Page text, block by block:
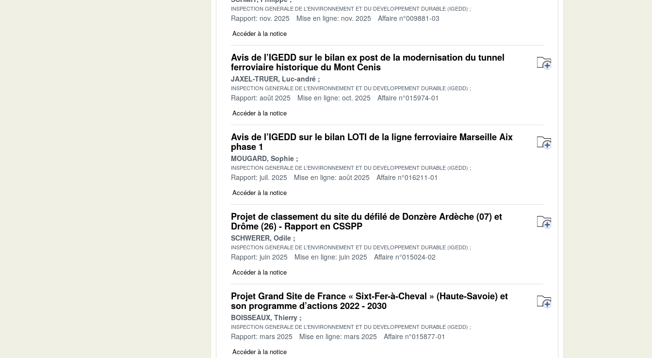
INSPECTION GENERALE DE L'ENVIRONNEMENT ET DU DEVELOPPEMENT DURABLE (IGEDD)
Rapport: nov. 2025 Mise en ligne: nov. 2025 Affaire n°009881-03
Accéder à la notice
Avis de l’IGEDD sur le bilan ex post de la modernisation du tunnel
ferroviaire historique du Mont Cenis
JAXEL-TRUER, Luc-andré
INSPECTION GENERALE DE L'ENVIRONNEMENT ET DU DEVELOPPEMENT DURABLE (IGEDD)
Rapport: août 2025 Mise en ligne: oct. 2025 Affaire n°015974-01
Accéder à la notice
Avis de l’IGEDD sur le bilan LOTI de la ligne ferroviaire Marseille Aix
phase 1
MOUGARD, Sophie
INSPECTION GENERALE DE L'ENVIRONNEMENT ET DU DEVELOPPEMENT DURABLE (IGEDD)
Rapport: juil. 2025 Mise en ligne: août 2025 Affaire n°016211-01
Accéder à la notice
Projet de classement du site du défilé de Donzère Ardèche (07) et
Drôme (26) - Rapport en CSSPP
SCHWERER, Odile
INSPECTION GENERALE DE L'ENVIRONNEMENT ET DU DEVELOPPEMENT DURABLE (IGEDD)
Rapport: juin 2025 Mise en ligne: juin 2025 Affaire n°015024-02
Accéder à la notice
Projet Grand Site de France « Sixt-Fer-à-Cheval » (Haute-Savoie) et
son programme d’actions 2022 - 2030
BOISSEAUX, Thierry
INSPECTION GENERALE DE L'ENVIRONNEMENT ET DU DEVELOPPEMENT DURABLE (IGEDD)
Rapport: mars 2025 Mise en ligne: mars 2025 Affaire n°015877-01
Accéder à la notice